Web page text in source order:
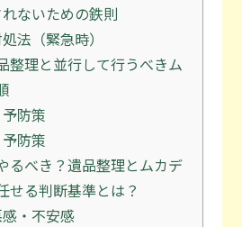
ないための鉄則
法（緊急時）
整理と並行して行うべきム
防策
防策
るべき？遺品整理とムカデ
せる判断基準とは？
・不安感